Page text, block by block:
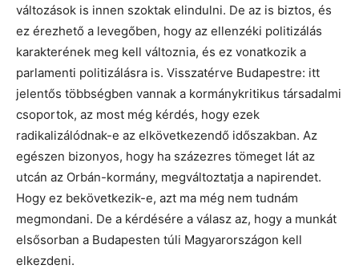
változások is innen szoktak elindulni. De az is biztos, és
ez érezhető a levegőben, hogy az ellenzéki politizálás
karakterének meg kell változnia, és ez vonatkozik a
parlamenti politizálásra is. Visszatérve Budapestre: itt
jelentős többségben vannak a kormánykritikus társadalmi
csoportok, az most még kérdés, hogy ezek
radikalizálódnak-e az elkövetkezendő időszakban. Az
egészen bizonyos, hogy ha százezres tömeget lát az
utcán az Orbán-kormány, megváltoztatja a napirendet.
Hogy ez bekövetkezik-e, azt ma még nem tudnám
megmondani. De a kérdésére a válasz az, hogy a munkát
elsősorban a Budapesten túli Magyarországon kell
elkezdeni.